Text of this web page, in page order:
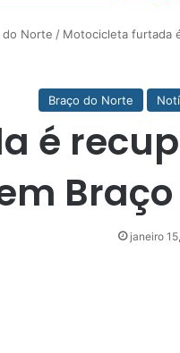
do Norte / Motocicleta furtada
Braço do Norte
é
janeiro